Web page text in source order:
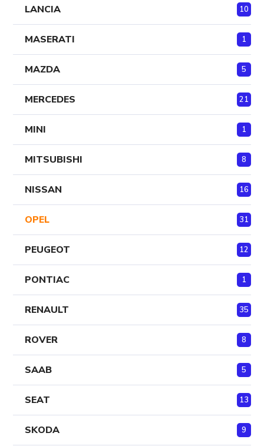
LANCIA 10
MASERATI 1
MAZDA 5
MERCEDES 21
MINI 1
MITSUBISHI 8
NISSAN 16
OPEL 31
PEUGEOT 12
PONTIAC 1
RENAULT 35
ROVER 8
SAAB 5
SEAT 13
SKODA 9